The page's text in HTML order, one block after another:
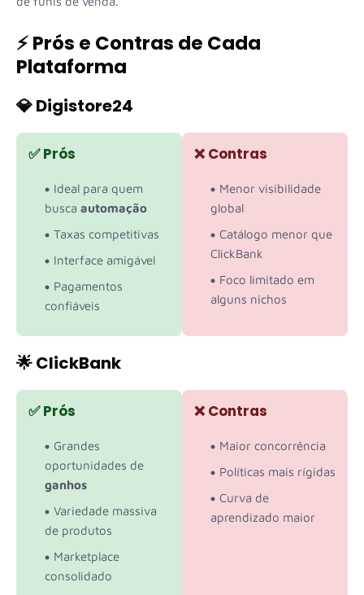
⚡ Prós e Contras de Cada
Plataforma
💎 Digistore24
✅ Prós
Ideal para quem
busca automação
Taxas competitivas
Interface amigável
Pagamentos
confiáveis
❌ Contras
Menor visibilidade
global
Catálogo menor que
ClickBank
Foco limitado em
alguns nichos
🌟 ClickBank
✅ Prós
Grandes
oportunidades de
ganhos
Variedade massiva
de produtos
Marketplace
consolidado
❌ Contras
Maior concorrência
Políticas mais rígidas
Curva de
aprendizado maior